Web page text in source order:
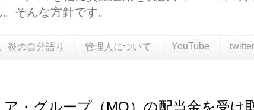
そんな方針です。
炎の自分語り 管理人について YouTube twitter
・グループ（MO）の配当金を受け